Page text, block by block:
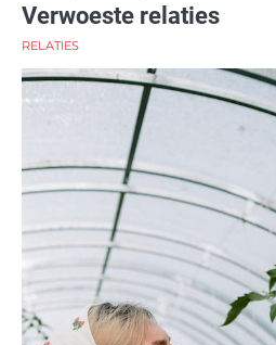
Verwoeste relaties
RELATIES